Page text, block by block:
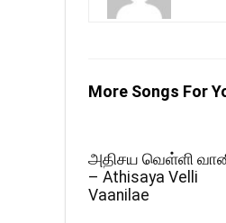
More Songs For
அதிசய வெள்ளி
– Athisaya Velli
Vaanilae